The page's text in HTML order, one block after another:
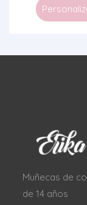
Muñecas de
de 14 años